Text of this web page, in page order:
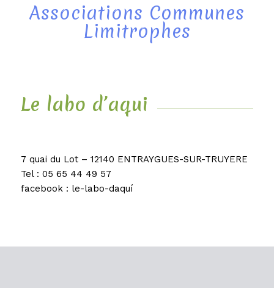
Associations Communes
Limitrophes
Le labo d’aqui
7 quai du Lot – 12140 ENTRAYGUES-SUR-TRUYERE
Tel : 05 65 44 49 57
facebook : le-labo-daquí